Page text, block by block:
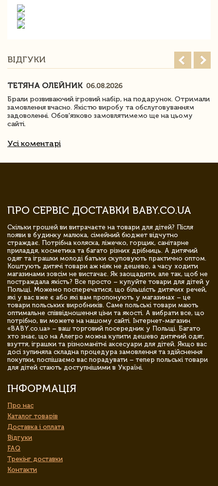
ВІДГУКИ
ТЕТЯНА ОЛЕЙНИК 06.08.2026
Брали розвиваючий ігровий набір, на подарунок. Отримали
замовлення вчасно. Якістю виробу та обслуговуванням
задоволенні. Обов'язково замовлятимемо ще на цьому
сайті.
Усі коментарі
ПРО СЕРВІС ДОСТАВКИ BABY.CO.UA
Скільки грошей ви витрачаєте на товари для дітей? Після
появи в будинку малюка, сімейний бюджет відчутно
страждає. Потрібна коляска, ліжечко, горщик, санітарне
приладдя, косметика та багато різних дрібниць. А дитячий
одяг та іграшки молоді батьки скуповують практично оптом.
Коштують дитячі товари аж ніяк не дешево, а часу ходити
магазинами зовсім не вистачає. Як заощадити, але так, щоб не
постраждала якість? Все просто – купуйте товари для дітей у
Польщі. Можемо посперечатися, що більшість дитячих речей,
які у вас вже є або які вам пропонують у магазинах – це
товари польських виробників. Саме польські товари мають
оптимальне співвідношення ціни та якості. А вибрати все, що
потрібно, ви можете на нашому сайті. Інтернет-магазин
«BABY.co.ua» – ваш торговий посередник у Польщі. Багато
хто знає, що на Алегро можна купити дешево дитячий одяг,
взуття, іграшки та різноманітні аксесуари для дітей. Якщо вас
досі зупиняла складна процедура замовлення та здійснення
покупки, поспішаємо вас порадувати – тепер польські товари
для дітей стають доступнішими в Україні.
ІНФОРМАЦІЯ
Про нас
Каталог товарів
Доставка і оплата
Відгуки
FAQ
Трекінг доставки
Контакти